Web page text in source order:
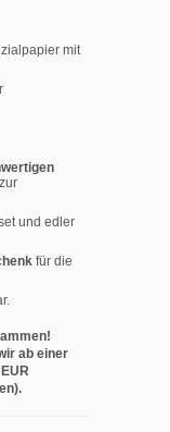
mit
und edler
für die
ab einer